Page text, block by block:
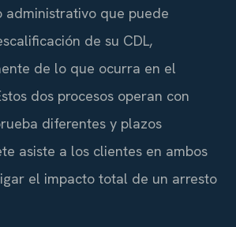
administrativo que puede
de su CDL,
de lo que ocurra en el
dos procesos operan con
diferentes y plazos
asiste a los clientes en ambos
el impacto total de un arresto